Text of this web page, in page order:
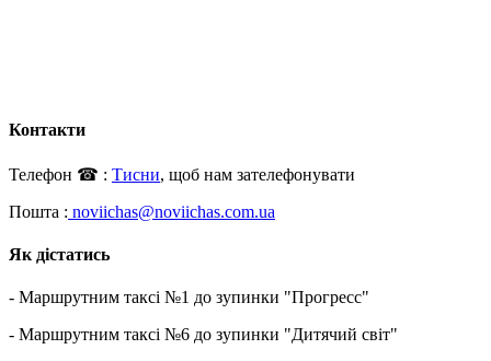
Контакти
Телефон ☎ : Тисни, щоб нам зателефонувати
Пошта : noviichas@noviichas.com.ua
Як дістатись
- Маршрутним таксі №1 до зупинки "Прогресс"
- Маршрутним таксі №6 до зупинки "Дитячий світ"